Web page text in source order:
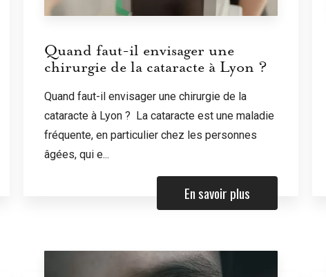
Quand faut-il envisager une
chirurgie de la cataracte à Lyon ?
Quand faut-il envisager une chirurgie de la
cataracte à Lyon ? La cataracte est une maladie
fréquente, en particulier chez les personnes
âgées, qui e...
En savoir plus